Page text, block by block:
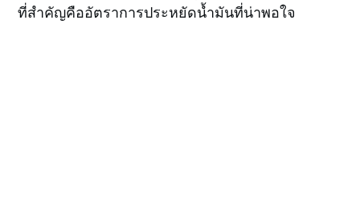
ที่สำคัญคืออัตราการประหยัดน้ำมันที่น่าพอใจ